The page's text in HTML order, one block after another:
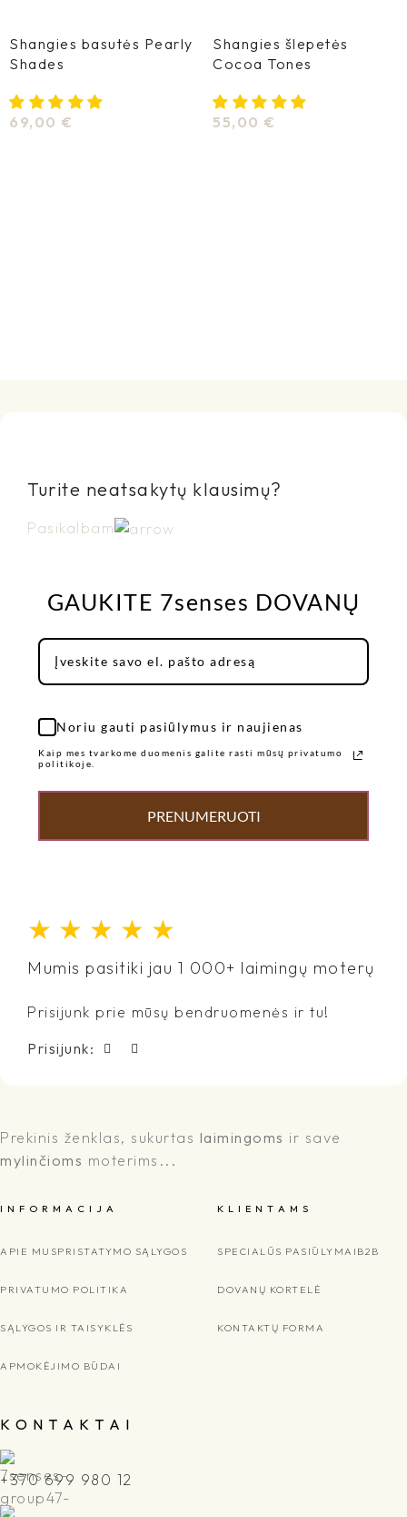
Shangies basutės Pearly
Shades
69,00 €
Shangies šlepetės
Cocoa Tones
55,00 €
Turite neatsakytų klausimų?
Pasikalbam
GAUKITE 7senses DOVANŲ
Noriu gauti pasiūlymus ir naujienas
Kaip mes tvarkome duomenis galite rasti mūsų privatumo
politikoje.
PRENUMERUOTI
★ ★ ★ ★ ★
Mumis pasitiki jau 1 000+ laimingų moterų
Prisijunk prie mūsų bendruomenės ir tu!
Prisijunk:
Prekinis ženklas, sukurtas laimingoms ir save
mylinčioms moterims...
I N F O R M A C I J A
APIE MUSPRISTATYMO SĄLYGOS
PRIVATUMO POLITIKA
SĄLYGOS IR TAISYKLĖS
APMOKĖJIMO BŪDAI
K L I E N T A M S
SPECIALŪS PASIŪLYMAI B2B
DOVANŲ KORTELĖ
KONTAKTŲ FORMA
K O N T A K T A I
+370 699 980 12